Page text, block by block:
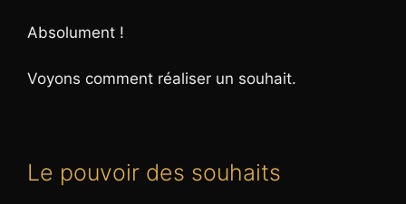
Absolument !
Voyons comment réaliser un souhait.
Le pouvoir des souhaits